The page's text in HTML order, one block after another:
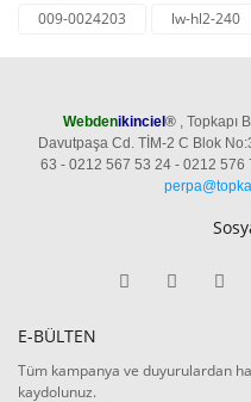
009-0024203
lw-hl2-240
Webdenikinciel ®, Topkapı
Davutpaşa Cd. TİM-2 C Blok
63 - 0212 567 53 24 - 0212 576
E-BÜLTEN
Tüm kampanya ve duyurulardan
kaydolunuz.